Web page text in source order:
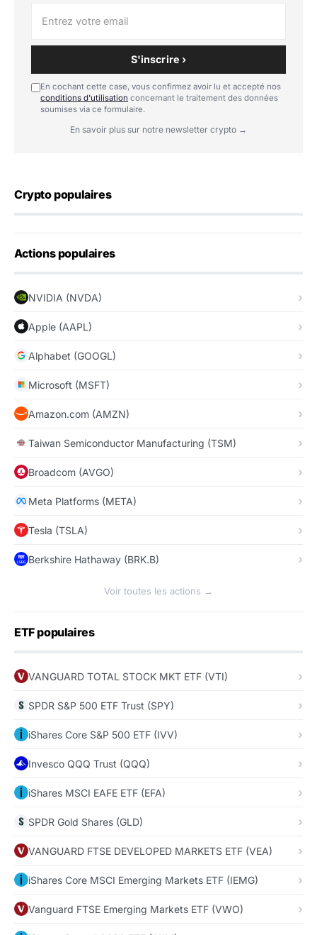
S'inscrire ›
En cochant cette case, vous confirmez avoir lu et accepté nos
conditions d'utilisation concernant le traitement des données
soumises via ce formulaire.
En savoir plus sur notre newsletter crypto →
Crypto populaires
Actions populaires
NVIDIA (NVDA)
Apple (AAPL)
Alphabet (GOOGL)
Microsoft (MSFT)
Amazon.com (AMZN)
Taiwan Semiconductor Manufacturing (TSM)
Broadcom (AVGO)
Meta Platforms (META)
Tesla (TSLA)
Berkshire Hathaway (BRK.B)
Voir toutes les actions →
ETF populaires
VANGUARD TOTAL STOCK MKT ETF (VTI)
SPDR S&P 500 ETF Trust (SPY)
iShares Core S&P 500 ETF (IVV)
Invesco QQQ Trust (QQQ)
iShares MSCI EAFE ETF (EFA)
SPDR Gold Shares (GLD)
VANGUARD FTSE DEVELOPED MARKETS ETF (VEA)
iShares Core MSCI Emerging Markets ETF (IEMG)
Vanguard FTSE Emerging Markets ETF (VWO)